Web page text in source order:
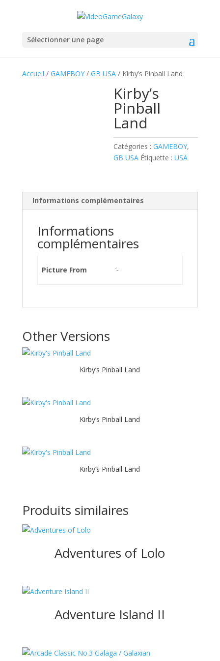
Sélectionner une page
Accueil / GAMEBOY/ GB USA/ Kirby’s Pinball Land
Kirby’s
Pinball
Land
Catégories :GAMEBOY,
GB USA Étiquette :USA
Informations complémentaires
Informations
complémentaires
Picture From '-
Other Versions
Kirby’s Pinball Land
Kirby’s Pinball Land
Kirby’s Pinball Land
Produits similaires
Adventures of Lolo
Adventure Island II